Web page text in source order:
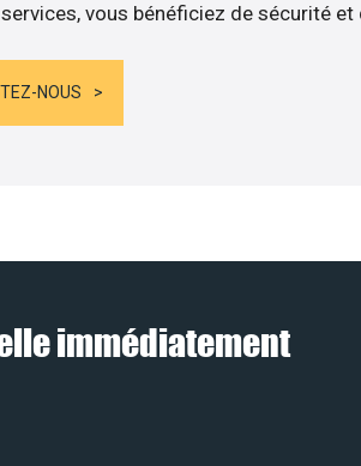
vous bénéficiez de sécurité et
NOUS
immédiatement